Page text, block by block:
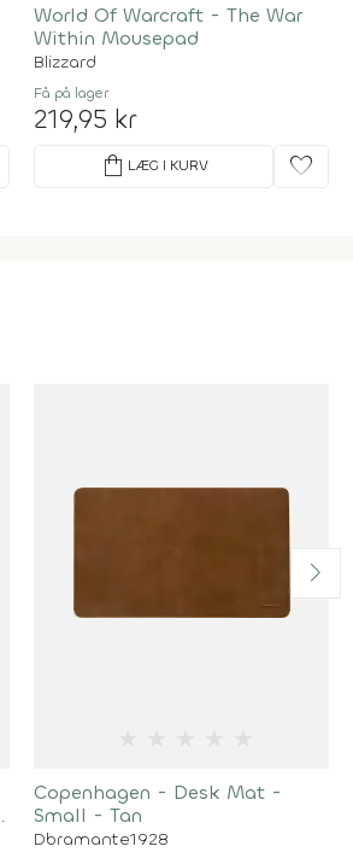
World Of Warcraft - The War
Within Mousepad
Blizzard
Få på lager
219,95 kr
shopping_bag LÆG I KURV favorite
Copenhagen - Desk Mat -
Small - Tan
Dbramante1928